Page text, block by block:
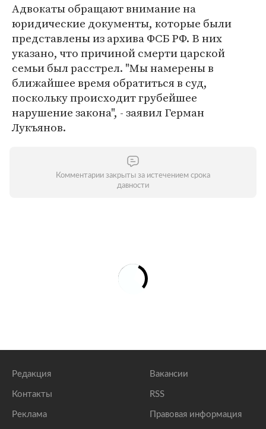
Адвокаты обращают внимание на
юридические документы, которые были
представлены из архива ФСБ РФ. В них
указано, что причиной смерти царской
семьи был расстрел. "Мы намерены в
ближайшее время обратиться в суд,
поскольку происходит грубейшее
нарушение закона", - заявил Герман
Лукъянов.
Комментарии закрыты за истечением срока
давности
Редакция
Контакты
Реклама
Вакансии
RSS
Правовая информация